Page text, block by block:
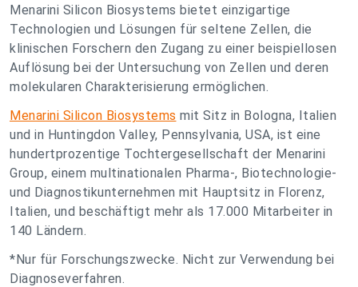
Menarini Silicon Biosystems bietet einzigartige
Technologien und Lösungen für seltene Zellen, die
klinischen Forschern den Zugang zu einer beispiellosen
Auflösung bei der Untersuchung von Zellen und deren
molekularen Charakterisierung ermöglichen.
Menarini Silicon Biosystems mit Sitz in Bologna, Italien
und in Huntingdon Valley, Pennsylvania, USA, ist eine
hundertprozentige Tochtergesellschaft der Menarini
Group, einem multinationalen Pharma-, Biotechnologie-
und Diagnostikunternehmen mit Hauptsitz in Florenz,
Italien, und beschäftigt mehr als 17.000 Mitarbeiter in
140 Ländern.
*Nur für Forschungszwecke. Nicht zur Verwendung bei
Diagnoseverfahren.